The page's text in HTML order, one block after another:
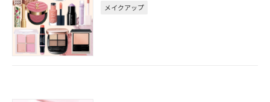
メイクアップ